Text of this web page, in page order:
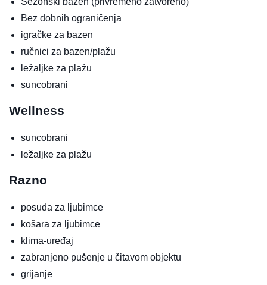
Bez dobnih ograničenja
igračke za bazen
ručnici za bazen/plažu
ležaljke za plažu
suncobrani
Wellness
suncobrani
ležaljke za plažu
Razno
posuda za ljubimce
košara za ljubimce
klima-uređaj
zabranjeno pušenje u čitavom objektu
grijanje